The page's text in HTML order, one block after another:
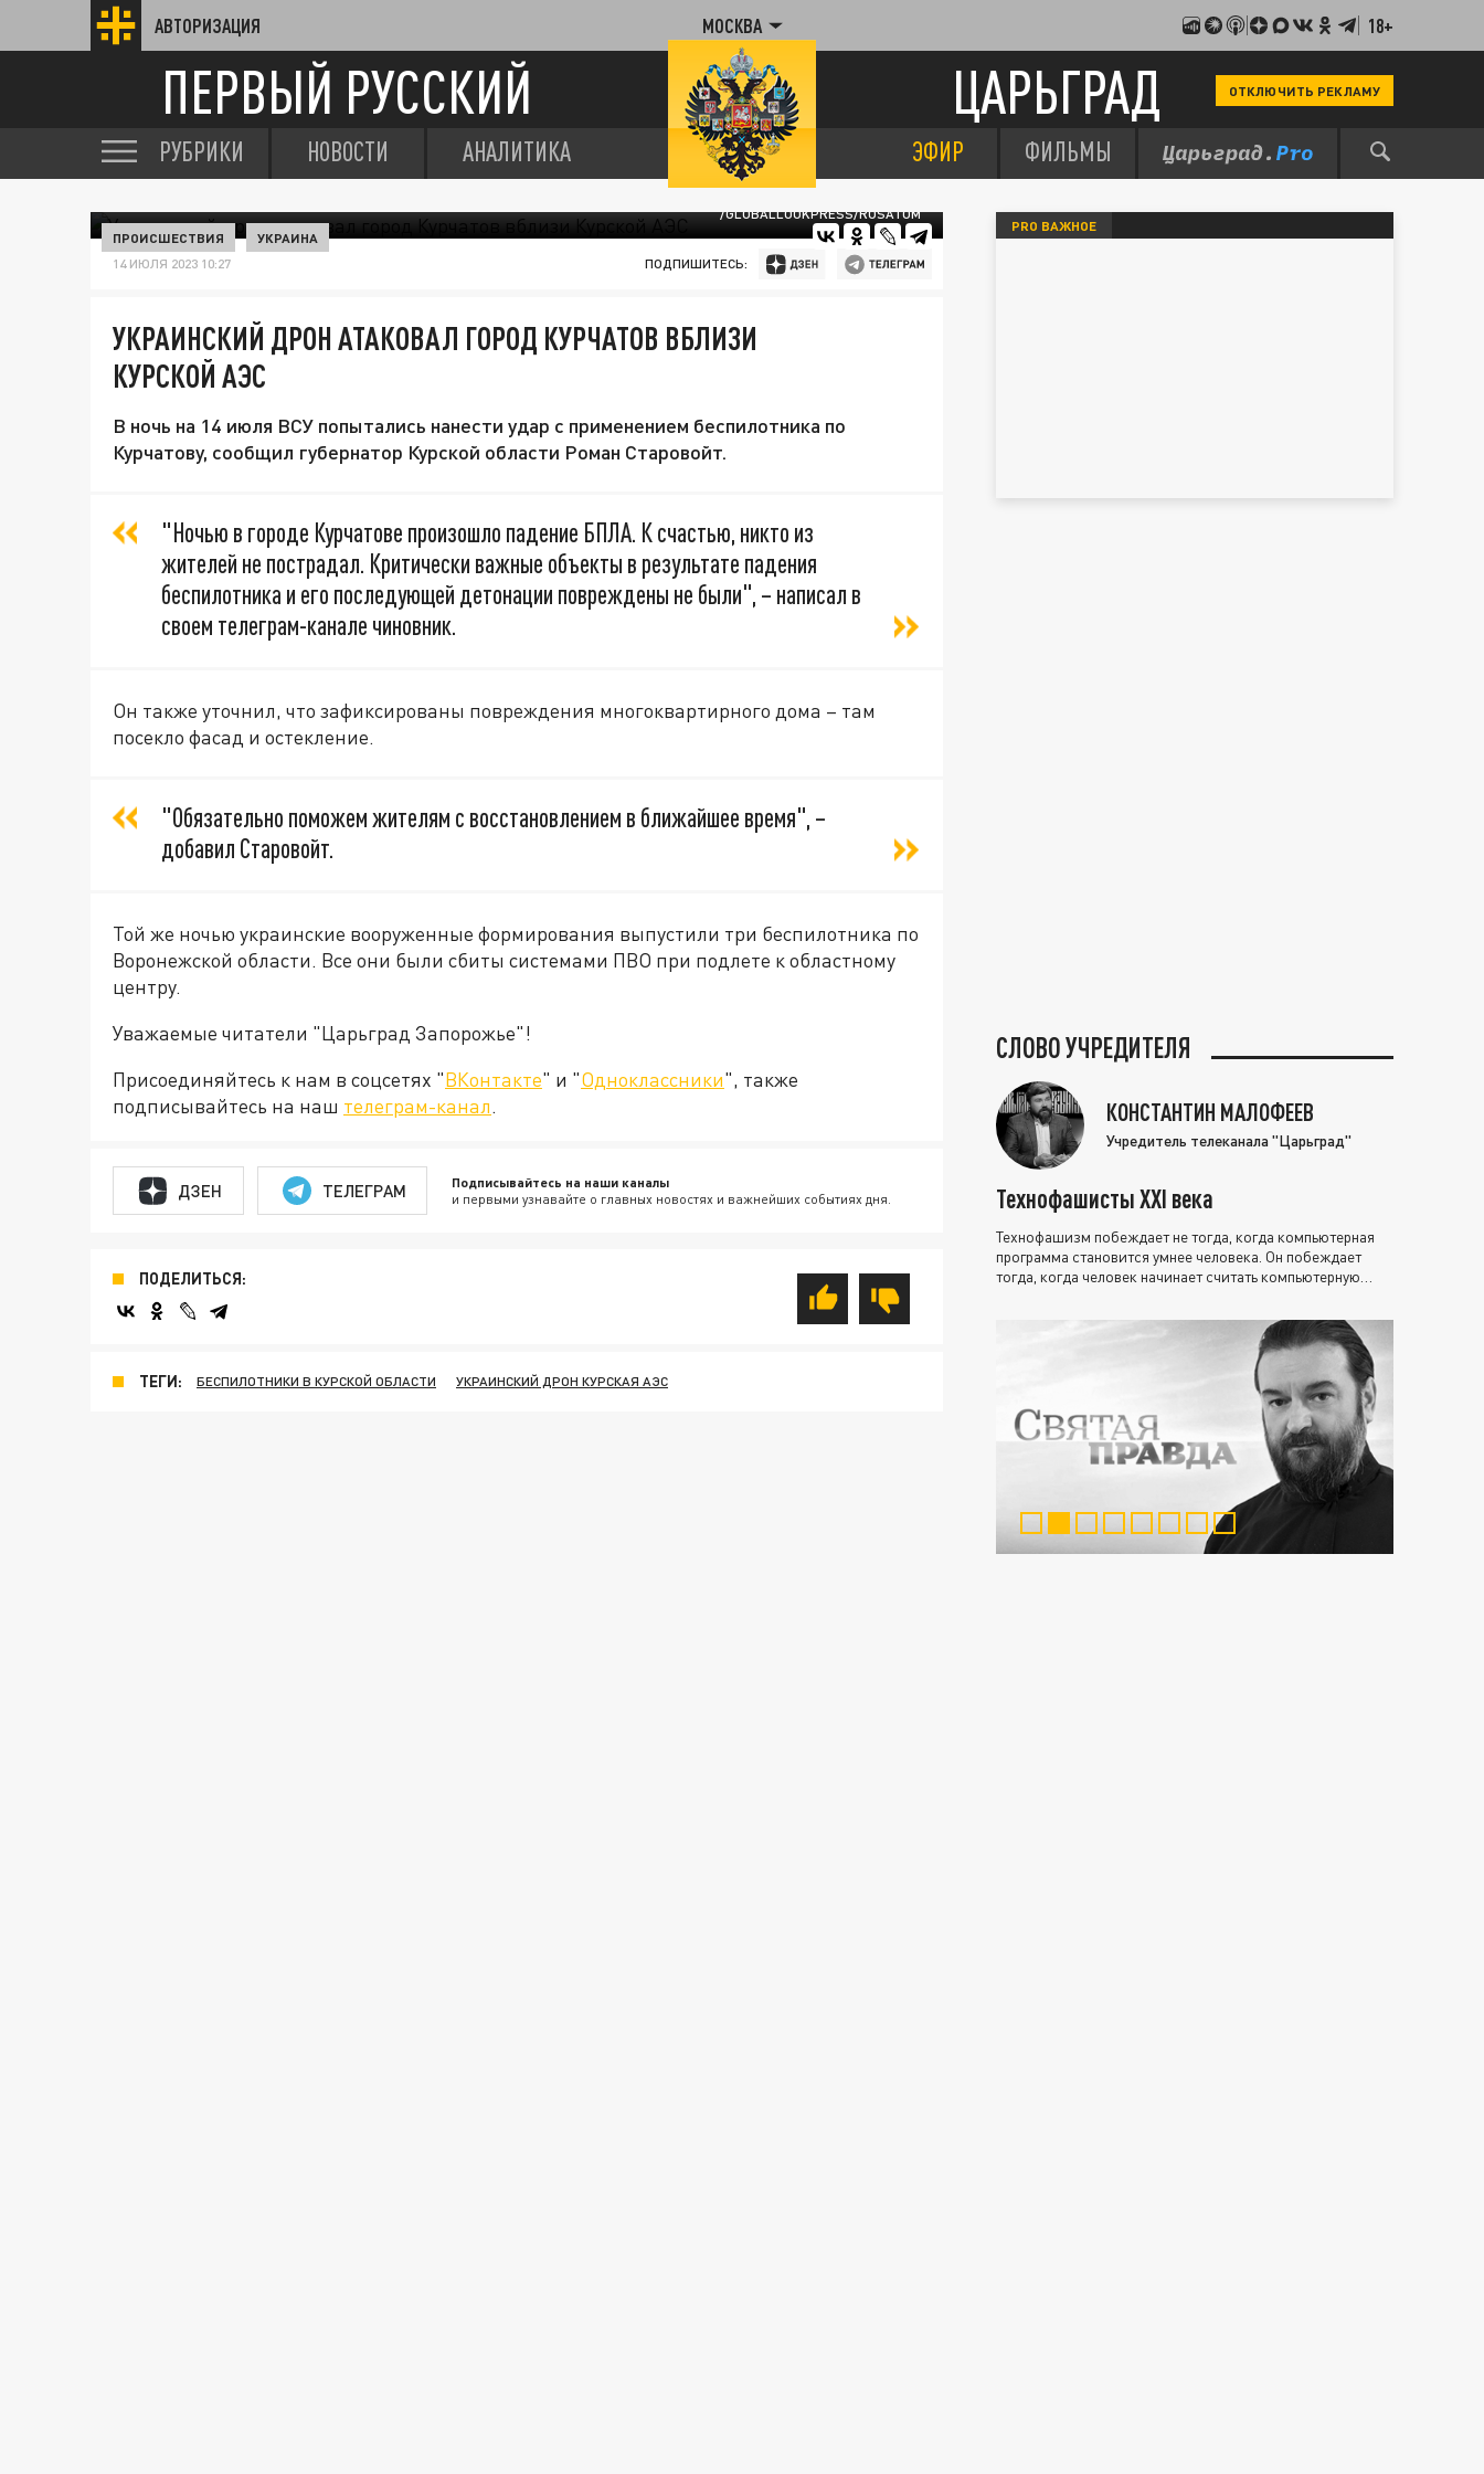
АВТОРИЗАЦИЯ МОСКВА 18+
ПЕРВЫЙ РУССКИЙ ЦАРЬГРАД ОТКЛЮЧИТЬ РЕКЛАМУ
РУБРИКИ НОВОСТИ АНАЛИТИКА ЭФИР ФИЛЬМЫ
/GLOBALLOOKPRESS/ROSATOM
ПРОИСШЕСТВИЯ УКРАИНА
14 ИЮЛЯ 2023 10:27 ПОДПИШИТЕСЬ:
УКРАИНСКИЙ ДРОН АТАКОВАЛ ГОРОД КУРЧАТОВ ВБЛИЗИ
КУРСКОЙ АЭС
В ночь на 14 июля ВСУ попытались нанести удар с применением беспилотника по
Курчатову, сообщил губернатор Курской области Роман Старовойт.
"Ночью в городе Курчатове произошло падение БПЛА. К счастью, никто из
жителей не пострадал. Критически важные объекты в результате падения
беспилотника и его последующей детонации повреждены не были", – написал в
своем телеграм-канале чиновник.
Он также уточнил, что зафиксированы повреждения многоквартирного дома – там
посекло фасад и остекление.
"Обязательно поможем жителям с восстановлением в ближайшее время", –
добавил Старовойт.
Той же ночью украинские вооруженные формирования выпустили три беспилотника по
Воронежской области. Все они были сбиты системами ПВО при подлете к областному
центру.
Уважаемые читатели "Царьград Запорожье"!
Присоединяйтесь к нам в соцсетях "ВКонтакте" и "Одноклассники", также
подписывайтесь на наш телеграм-канал.
ДЗЕН ТЕЛЕГРАМ Подписывайтесь на наши каналы
и первыми узнавайте о главных новостях и важнейших событиях дня.
ПОДЕЛИТЬСЯ:
ТЕГИ: БЕСПИЛОТНИКИ В КУРСКОЙ ОБЛАСТИ УКРАИНСКИЙ ДРОН КУРСКАЯ АЭС
PRO ВАЖНОЕ
СЛОВО УЧРЕДИТЕЛЯ
КОНСТАНТИН МАЛОФЕЕВ
Учредитель телеканала "Царьград"
Технофашисты XXI века
Технофашизм побеждает не тогда, когда компьютерная
программа становится умнее человека. Он побеждает
тогда, когда человек начинает считать компьютерную